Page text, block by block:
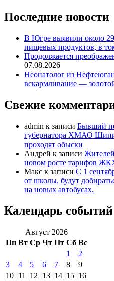
Последние новости
В Югре выявили около
пищевых продуктов, в
Продолжается
07.08.2026
Неонатолог из
вскармливание —
Свежие
admin к записи Бывший
губернатора ХМАО
проходят обыски
Андрей к записи
новом росте тарифов
Макс к записи С 1
от школы, будут
на новых автобусах.
Календарь событий
Август 2026
Пн Вт Ср Чт Пт Сб Вс
1
2
3
4 5 6 7 8
9
10 11 12 13 14 15 16